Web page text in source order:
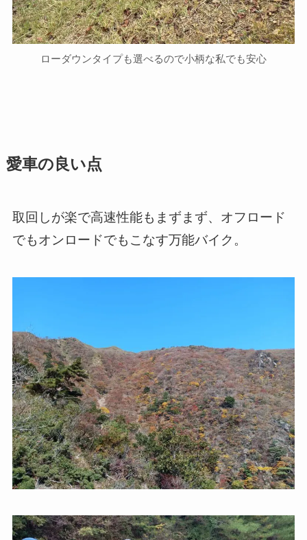
ローダウンタイプも選べるので小柄な私でも安心
愛車の良い点
取回しが楽で高速性能もまずまず、オフロード
でもオンロードでもこなす万能バイク。